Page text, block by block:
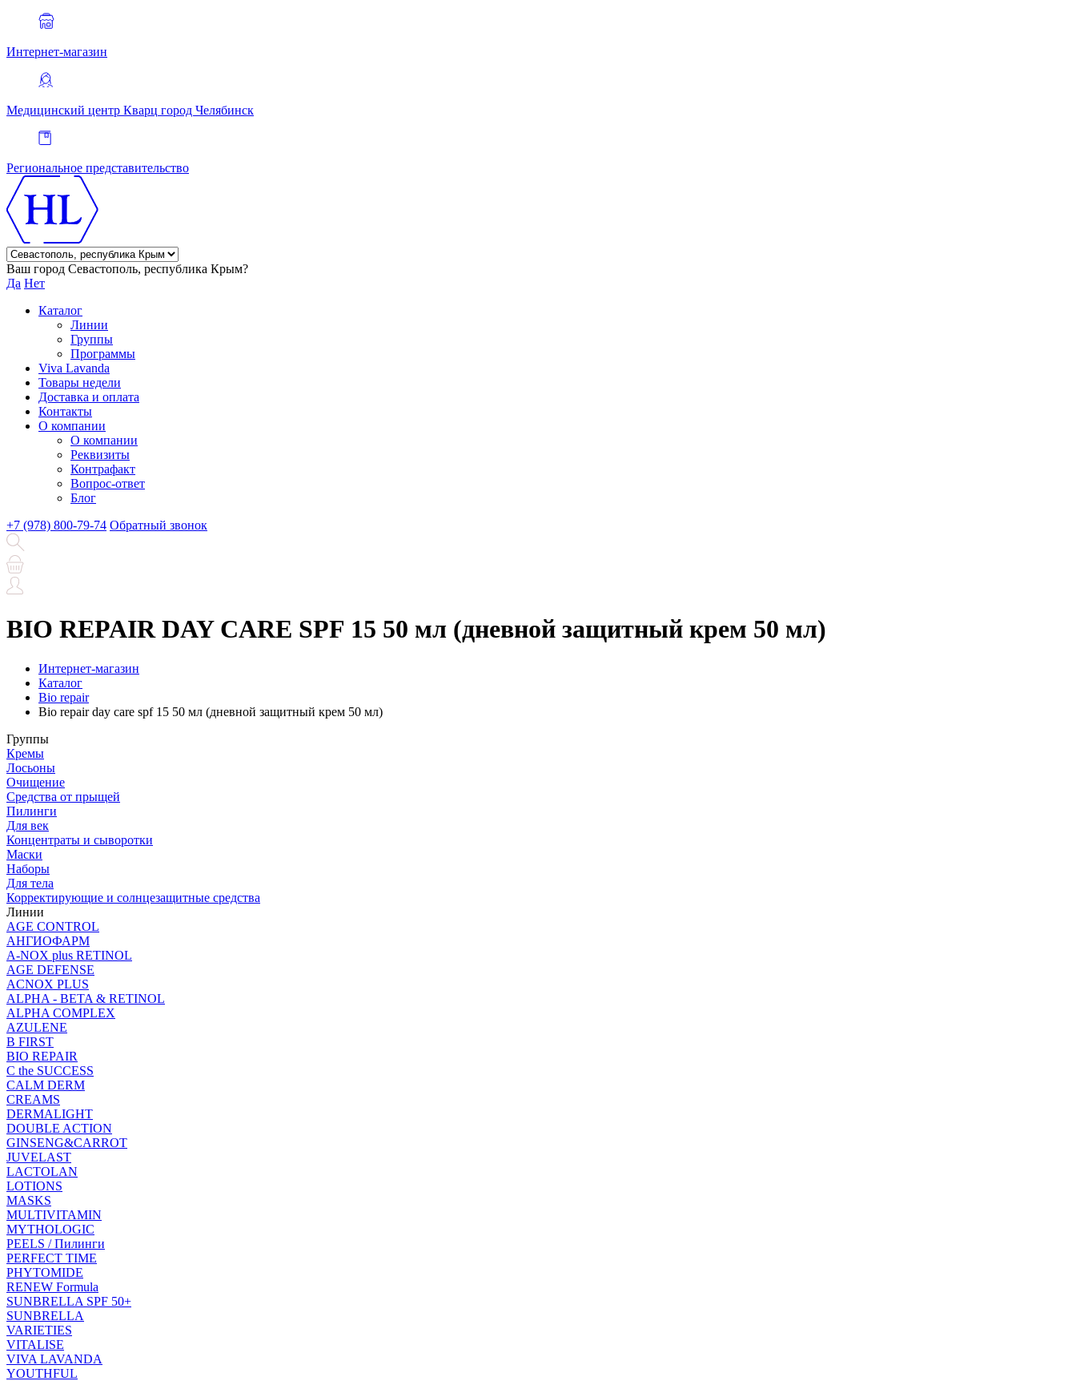
Интернет-магазин
Медицинский центр Кварц город Челябинск
Региональное представительство
Ваш город Севастополь, республика Крым?
Да Нет
Каталог
Линии
Группы
Программы
Viva Lavanda
Товары недели
Доставка и оплата
Контакты
О компании
О компании
Реквизиты
Контрафакт
Вопрос-ответ
Блог
+7 (978) 800-79-74 Обратный звонок
BIO REPAIR DAY CARE SPF 15 50 мл (дневной защитный крем 50 мл)
Интернет-магазин
Каталог
Bio repair
Bio repair day care spf 15 50 мл (дневной защитный крем 50 мл)
Группы
Кремы
Лосьоны
Очищение
Средства от прыщей
Пилинги
Для век
Концентраты и сыворотки
Маски
Наборы
Для тела
Корректирующие и солнцезащитные средства
Линии
AGE CONTROL
АНГИОФАРМ
A-NOX plus RETINOL
AGE DEFENSE
ACNOX PLUS
ALPHA - BETA & RETINOL
ALPHA COMPLEX
AZULENE
B FIRST
BIO REPAIR
C the SUCCESS
CALM DERM
CREAMS
DERMALIGHT
DOUBLE ACTION
GINSENG&CARROT
JUVELAST
LACTOLAN
LOTIONS
MASKS
MULTIVITAMIN
MYTHOLOGIC
PEELS / Пилинги
PERFECT TIME
PHYTOMIDE
RENEW Formula
SUNBRELLA SPF 50+
SUNBRELLA
VARIETIES
VITALISE
VIVA LAVANDA
YOUTHFUL